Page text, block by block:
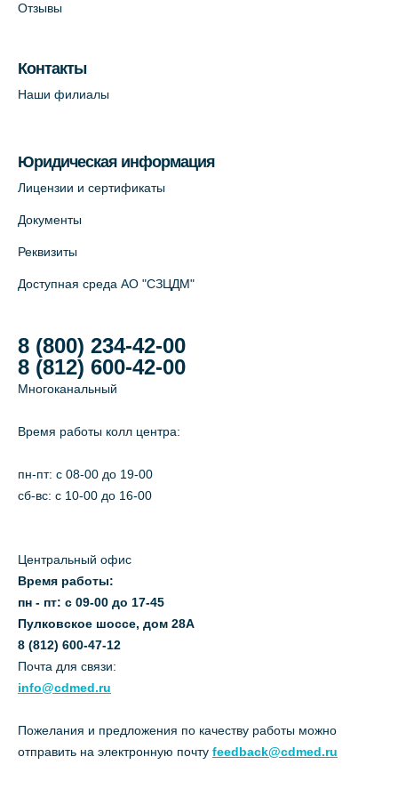
пр. В.О., д.5 (официальный партнёр)
Отзывы
Контакты
Наши филиалы
Юридическая информация
Лицензии и сертификаты
Документы
Реквизиты
Доступная среда АО "СЗЦДМ"
8 (800) 234-42-00
8 (812) 600-42-00
Многоканальный
Время работы колл центра:
пн-пт: c 08-00 до 19-00
сб-вс: с 10-00 до 16-00
Центральный офис
Время работы:
пн - пт: с 09-00 до 17-45
Пулковское шоссе, дом 28А
8 (812) 600-47-12
Почта для связи:
info@cdmed.ru
Пожелания и предложения по качеству работы можно
отправить на электронную почту feedback@cdmed.ru